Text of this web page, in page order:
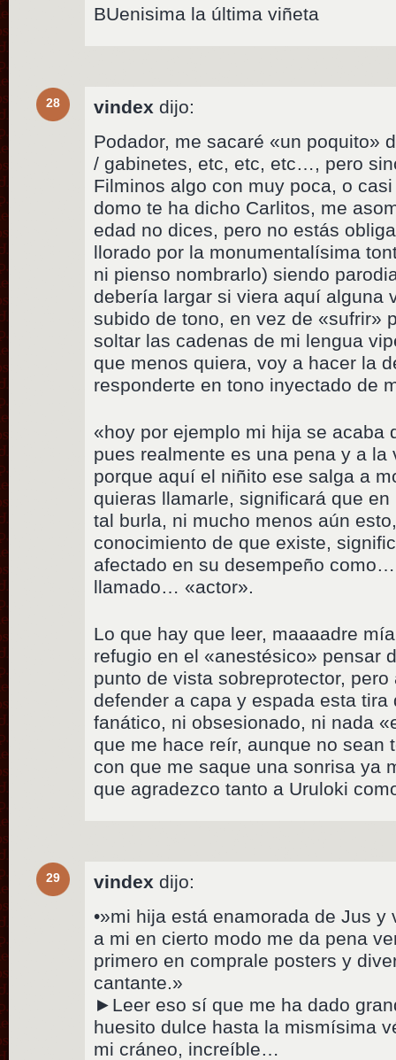
BUenisima la última viñeta
28 vindex dijo:
Podador, me sacaré «un poquito»
/ gabinetes, etc, etc, etc…, pero
Filminos algo con muy poca, o
domo te ha dicho Carlitos, me
edad no dices, pero no estás
llorado por la monumentalísima
ni pienso nombrarlo) siendo
debería largar si viera aquí alguna
subido de tono, en vez de «sufrir»
soltar las cadenas de mi lengua
que menos quiera, voy a hacer la
responderte en tono inyectado de
«hoy por ejemplo mi hija se acaba
pues realmente es una pena y a
porque aquí el niñito ese salga a
quieras llamarle, significará que
tal burla, ni mucho menos aún
conocimiento de que existe,
afectado en su desempeño
llamado… «actor».
Lo que hay que leer, maaaadre
refugio en el «anestésico» pensar
punto de vista sobreprotector,
defender a capa y espada esta
fanático, ni obsesionado, ni nada
que me hace reír, aunque no sean
con que me saque una sonrisa ya
que agradezco tanto a Uruloki
29 vindex dijo:
•»mi hija está enamorada de Jus
a mi en cierto modo me da pena
primero en comprale posters y
cantante.»
►Leer eso sí que me ha dado
huesito dulce hasta la mismísima
mi cráneo, increíble…